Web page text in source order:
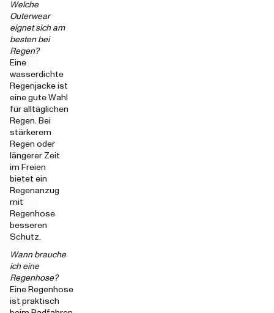
Welche
Outerwear
eignet sich am
besten bei
Regen?
Eine
wasserdichte
Regenjacke ist
eine gute Wahl
für alltäglichen
Regen. Bei
stärkerem
Regen oder
längerer Zeit
im Freien
bietet ein
Regenanzug
mit
Regenhose
besseren
Schutz.
Wann brauche
ich eine
Regenhose?
Eine Regenhose
ist praktisch